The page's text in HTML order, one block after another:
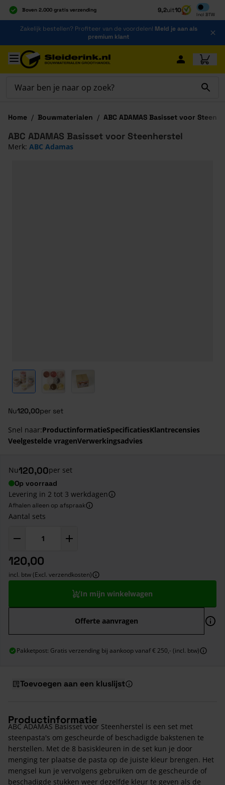
Boven 2.000 gratis verzending
Al 40 jaar dé specialist
Alles onder één dak
9,2uit10
Incl BTW
Inclusief
Ga naar de inhoud
Zakelijk bestellen? Profiteer van de voordelen! Meld je aan als
premium klant
Ga naar hoofdinhoud
Home / Bouwmaterialen / ABC ADAMAS Basisset voor
View larger image
View larger imageView larger image
Nu120,00per set
ABC ADAMAS Basisset voor Steenherstel
Merk: ABC Adamas
Snel naar:ProductinformatieSpecificatiesKlantrecensies
Veelgestelde vragenVerwerkingsadvies
Nu120,00per set
Op voorraad
Levering in 2 tot 3 werkdagen
Afhalen alleen op afspraak
Aantal sets
120,00
incl. btw (Excl. verzendkosten)
In mijn winkelwagen
Offerte aanvragen
Pakketpost: Gratis verzending bij aankoop vanaf € 250,- (incl. btw)
Toevoegen aan een kluslijst
Productinformatie
ABC ADAMAS Basisset voor Steenherstel is een set met
steenpasta's om gescheurde of beschadigde bakstenen te
herstellen. Met de 8 basiskleuren in de set kun je door
menging ter plaatse de pasta op de juiste kleur brengen. Het
mengsel kun je vervolgens gebruiken om de gescheurde of
beschadigde stukken weer dezelfde kleur te geven als de